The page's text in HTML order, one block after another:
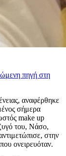
πηγή στη
αναφέρθηκε
σήμερα
make up
του, Νάσο,
στην
ονειρευόταν.